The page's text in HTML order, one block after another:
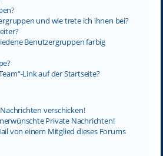
und wie trete ich ihnen bei?
Benutzergruppen farbig
Link auf der Startseite?
verschicken!
Private Nachrichten!
von einem Mitglied dieses Forums